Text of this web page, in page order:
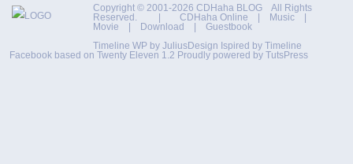
Copyright © 2001-2026 CDHaha BLOG All Rights
Reserved. | CDHaha Online Music
Movie
Download
Guestbook
Timeline WP by JuliusDesign Ispired by Timeline
Facebook based on Twenty Eleven 1.2 Proudly powered by TutsPress